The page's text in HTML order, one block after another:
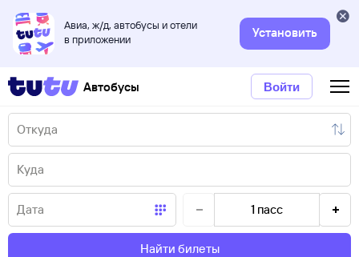
Авиа, ж/д, автобусы и отели
в приложении
Установить
Автобусы Войти
1 пасс
Найти билеты